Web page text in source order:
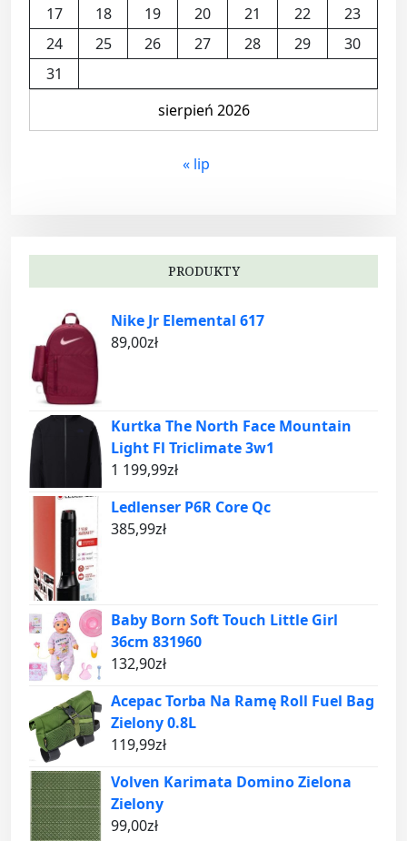
sierpień 2026
17
18 19 20 21 22
23
24
25 26 27 28 29
30
31
« lip
PRODUKTY
Nike Jr Elemental 617
89,00zł
Kurtka The North Face Mountain
Light Fl Triclimate 3w1
1 199,99zł
Ledlenser P6R Core Qc
385,99zł
Baby Born Soft Touch Little Girl
36cm 831960
132,90zł
Acepac Torba Na Ramę Roll Fuel Bag
Zielony 0.8L
119,99zł
Volven Karimata Domino Zielona
Zielony
99,00zł